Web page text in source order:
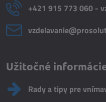
+421 915 773 060 -
Užitočné
Rady a tipy pre